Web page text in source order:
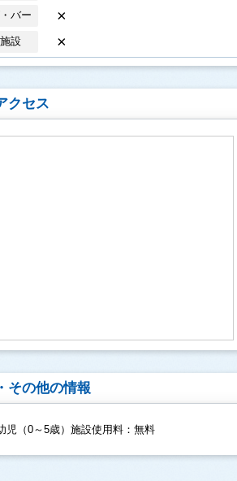
バー ×
設 ×
クセス
その他の情報
児（0～5歳）施設使用料：無料